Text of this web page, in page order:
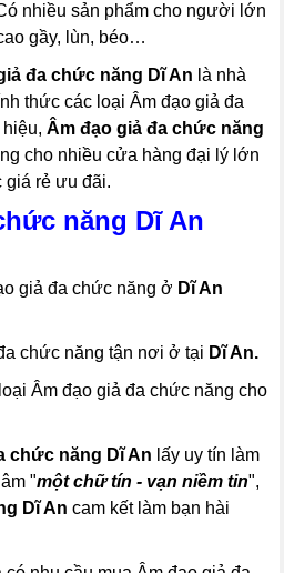
nhiều sản phẩm cho người lớn
gầy, lùn, béo…
đa chức năng Dĩ An là nhà
thức các loại Âm đạo giả đa
hiệu,Âm đạo giả đa chức năng
cho nhiều cửa hàng đại lý lớn
giá rẻ ưu đãi.
năng Dĩ An
giả đa chức năng ở Dĩ An
chức năng tận nơi ở tại Dĩ An.
Âm đạo giả đa chức năng cho
chức năng Dĩ An lấy uy tín làm
"một chữ tín - vạn niềm tin",
Dĩ An cam kết làm bạn hài